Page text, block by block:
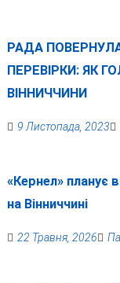
РАДА
ПЕРЕВІРКИ: ЯК
ВІННИЧЧИНИ
9 Листопада, 2023
«Кернел» планує
на Вінниччині
22 Травня, 2026